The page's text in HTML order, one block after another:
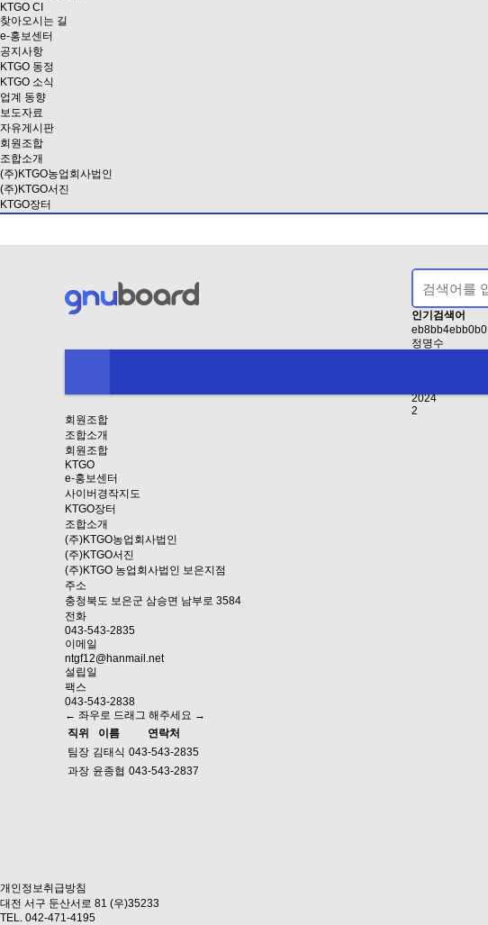
KTGO CI
찾아오시는 길
e-홍보센터
공지사항
KTGO 동정
KTGO 소식
업계 동향
보도자료
자유게시판
회원조합
조합소개
(주)KTGO농업회사법인
(주)KTGO서진
KTGO장터
인기검색어
eb8bb4ebb0b0
정명수
2024
2
회원조합
조합소개
회원조합
KTGO
e-홍보센터
사이버경작지도
KTGO장터
조합소개
(주)KTGO농업회사법인
(주)KTGO서진
(주)KTGO 농업회사법인 보은지점
주소
충청북도 보은군 삼승면 남부로 3584
전화
043-543-2835
이메일
ntgf12@hanmail.net
설립일
팩스
043-543-2838
← 좌우로 드래그 해주세요 →
직위
이름
연락처
팀장 김태식 043-543-2835
과장 윤종협 043-543-2837
개인정보취급방침
대전 서구 둔산서로 81 (우)35233
TEL. 042-471-4195